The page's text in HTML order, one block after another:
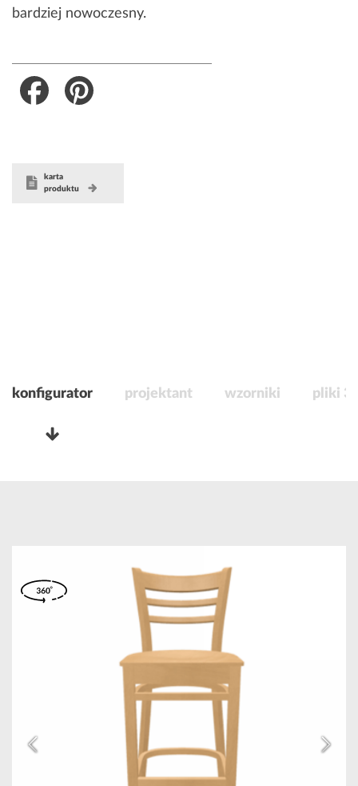
bardziej nowoczesny.
Facebook
karta
produktu
konfigurator projektant wzorniki pliki